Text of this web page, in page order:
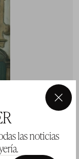
las noticias
×